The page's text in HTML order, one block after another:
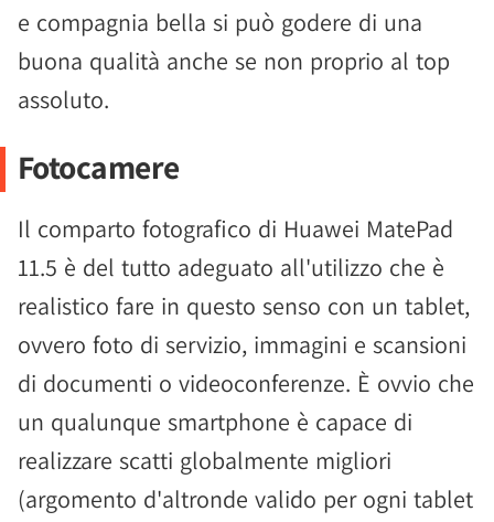
e compagnia bella si può godere di una
buona qualità anche se non proprio al top
assoluto.
Fotocamere
Il comparto fotografico di Huawei MatePad
11.5 è del tutto adeguato all'utilizzo che è
realistico fare in questo senso con un tablet,
ovvero foto di servizio, immagini e scansioni
di documenti o videoconferenze. È ovvio che
un qualunque smartphone è capace di
realizzare scatti globalmente migliori
(argomento d'altronde valido per ogni tablet